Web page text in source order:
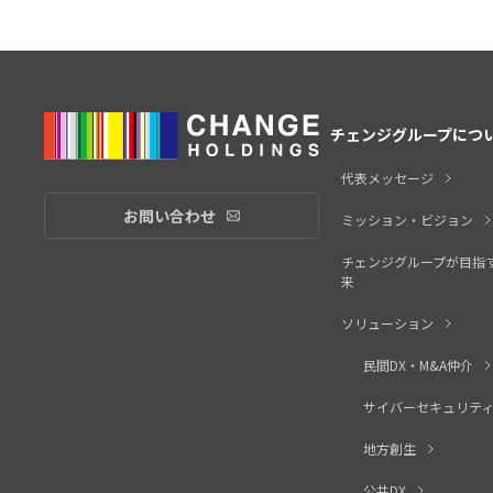
お問い合わせ お問い合わせリンク
チェンジグループにつ
代表メッセージ
ミッション・ビジョン
チェンジグループが目指
来
ソリューション
民間DX・M&A仲介
サイバーセキュリティ
地方創生